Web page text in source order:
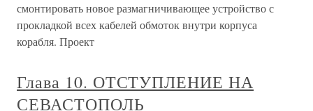
смонтировать новое размагничивающее устройство с
прокладкой всех кабелей обмоток внутри корпуса
корабля. Проект
Глава 10. ОТСТУПЛЕНИЕ НА
СЕВАСТОПОЛЬ